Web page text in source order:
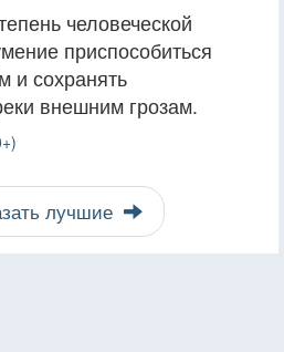
человеческой
приспособиться
и сохранять
внешним грозам.
лучшие